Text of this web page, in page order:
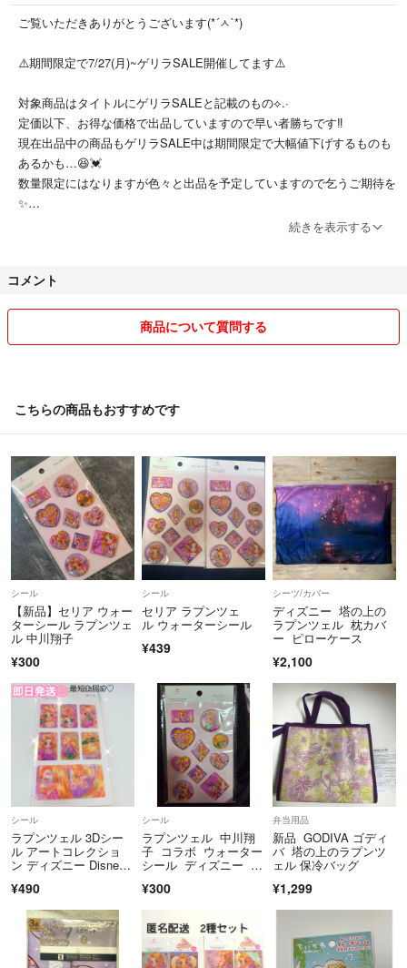
#平成女児
#シール #シール帳 #3dシール #ぷくっと #マシュマロ
#立体シール #ボンボンドロップシール
#宝石シール #ジュエリーシール
#おはじきシール #ウォーターシール
#ステッカー #シル活
#ダイソー #DAISO #セリア #Seria #cando
#サンリオ #sanrio #サンリオキャラクターズ
#ハローキティ #マイメロ
ご覧いただきありがとうございます(*´ㅅ`*)
⚠️期間限定で7/27(月)~ゲリラSALE開催してます⚠️
対象商品はタイトルにゲリラSALEと記載のもの⟡.·
定価以下、お得な価格で出品していますので早い者勝ちです‼️
現在出品中の商品もゲリラSALE中は期間限定で大幅値下げするものも
あるかも…😆💓
数量限定にはなりますが色々と出品を予定していますので乞うご期待を
✨️
他アプリ等でもお取引実績1000件以上あり
安心してお取引が出来るよう心がけております✩.*˚
送となります。
簡易包装とさせていただきます🙇‍♀️
衣類等で厚みがあり発送サイズがギリギリのものは圧縮して発送する事
もあります。ご了承ください。
素人による保管、梱包になりますので神経質な方はご遠慮いただきます
ようお願いいたします。
USED品に関しましてはご理解の上でご購入をお願いいたしますm(_ _)
m
3Nでお願いします。
どうぞよろしくお願いいたしますm(*_ _)m
続きを表示する
コメント
商品について質問する
こちらの商品もおすすめです
シール
【新品】セリア ウォー
ターシール ラプンツェ
ル 中川翔子
¥300
シール
セリア ラプンツェ
ル ウォーターシール
¥439
シーツ/カバー
ディズニー 塔の上の
ラプンツェル 枕カバ
ー ピローケース
¥2,100
シール
ラプンツェル 3Dシー
ル アートコレクショ
ン ディズニー Disne
¥490
シール
ラプンツェル 中川翔
子 コラボ ウォーター
シール ディズニー Di
¥300
弁当用品
新品 GODIVA ゴディ
バ 塔の上のラプンツ
ェル 保冷バッグ​
¥1,299